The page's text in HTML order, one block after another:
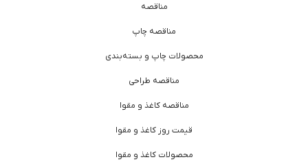
مناقصه
مناقصه چاپ
محصولات چاپ و بسته‌بندی
مناقصه طراحی
مناقصه کاغذ و مقوا
قیمت روز کاغذ و مقوا
محصولات کاغذ و مقوا